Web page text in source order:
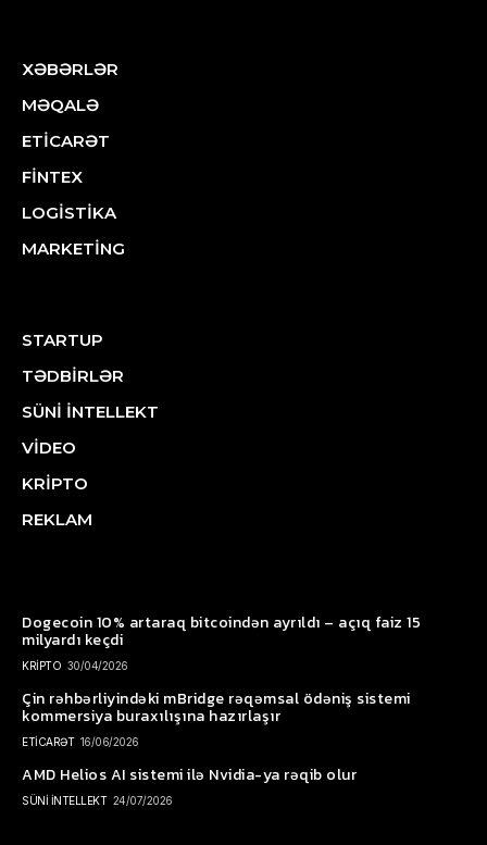
XƏBƏRLƏR
MƏQALƏ
ETİCARƏT
FİNTEX
LOGİSTİKA
MARKETİNG
STARTUP
TƏDBİRLƏR
SÜNİ İNTELLEKT
VİDEO
KRİPTO
REKLAM
Dogecoin 10% artaraq bitcoindən ayrıldı – açıq faiz 15
milyardı keçdi
KRİPTO 30/04/2026
Çin rəhbərliyindəki mBridge rəqəmsal ödəniş sistemi
kommersiya buraxılışına hazırlaşır
ETİCARƏT 16/06/2026
AMD Helios AI sistemi ilə Nvidia-ya rəqib olur
SÜNİ İNTELLEKT 24/07/2026